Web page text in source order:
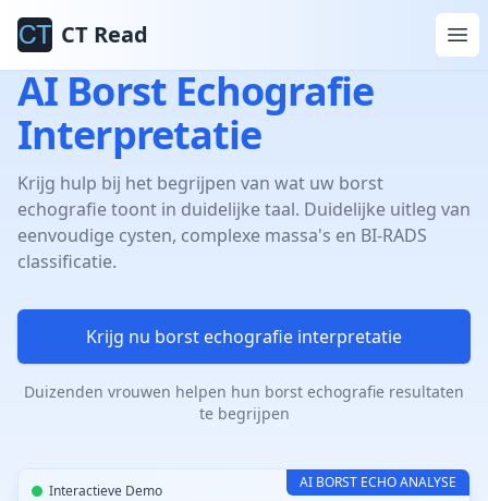
CT Read
AI Borst Echografie
Interpretatie
Krijg hulp bij het begrijpen van wat uw borst
echografie toont in duidelijke taal. Duidelijke uitleg van
eenvoudige cysten, complexe massa's en BI-RADS
classificatie.
Krijg nu borst echografie interpretatie
Duizenden vrouwen helpen hun borst echografie resultaten
te begrijpen
AI BORST ECHO ANALYSE
Interactieve Demo CT-Read BorstUS AI v3.2